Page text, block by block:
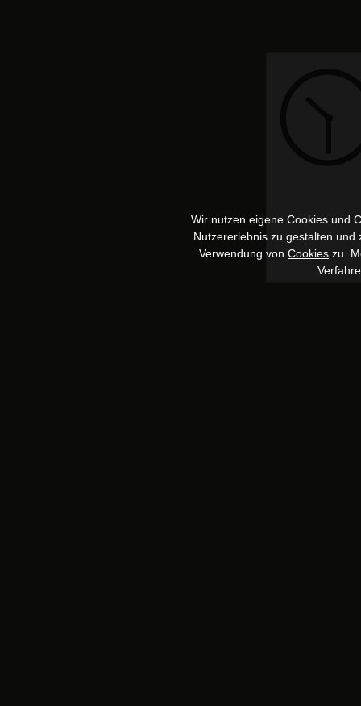
Wir nutzen eigene Cookies und
Nutzererlebnis zu gestalten
Verwendung von Cookies zu.